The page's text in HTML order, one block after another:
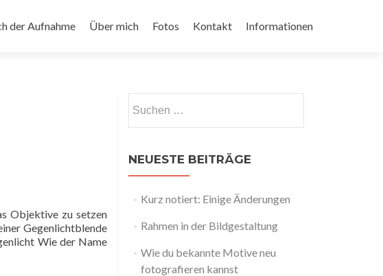
der Aufnahme Über mich Fotos Kontakt Informationen
Objektive zu setzen
Gegenlichtblende
Wie der Name
nach:
NEUESTE BEITRÄGE
Kurz notiert: Einige Änderungen
Rahmen in der Bildgestaltung
Wie du bekannte Motive neu
fotografieren kannst